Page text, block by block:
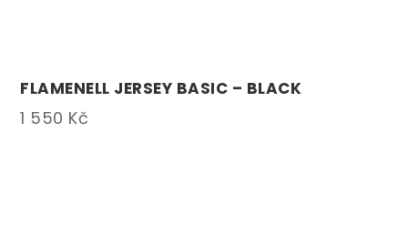
FLAMENELL JERSEY BASIC – BLACK
1 550 Kč